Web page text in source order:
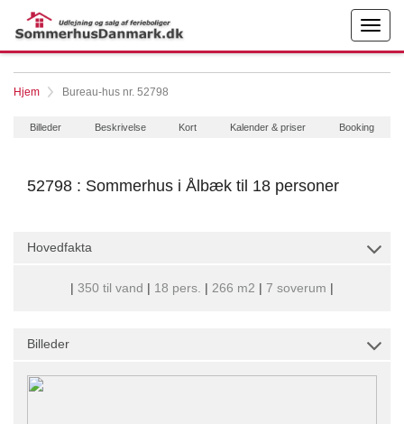
Hjem Bureau-hus nr. 52798
Billeder Beskrivelse Kort Kalender & priser Booking
52798 : Sommerhus i Ålbæk til 18 personer
Hovedfakta
| 350 til vand | 18 pers. | 266 m2 | 7 soverum |
Billeder